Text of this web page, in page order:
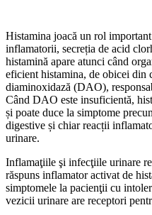
Histamina joacă un rol
inflamatorii, secreția de acid
histamină apare atunci când
eficient histamina, de obicei din
diaminoxidază (DAO),
Când DAO este insuficientă,
și poate duce la simptome
digestive și chiar reacții
urinare.
Inflamaţiile şi infecţiile urinare
răspuns inflamator activat de
simptomele la pacienţii cu
vezicii urinare are receptori